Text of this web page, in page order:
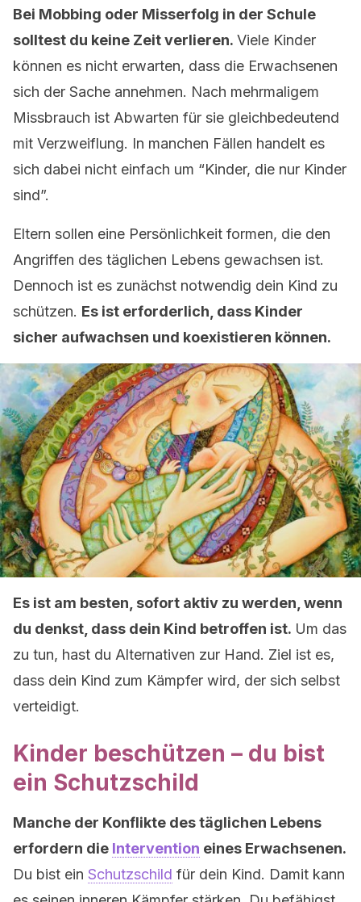
Bei Mobbing oder Misserfolg in der Schule
solltest du keine Zeit verlieren. Viele Kinder
können es nicht erwarten, dass die Erwachsenen
sich der Sache annehmen. Nach mehrmaligem
Missbrauch ist Abwarten für sie gleichbedeutend
mit Verzweiflung. In manchen Fällen handelt es
sich dabei nicht einfach um “Kinder, die nur Kinder
sind”.
Eltern sollen eine Persönlichkeit formen, die den
Angriffen des täglichen Lebens gewachsen ist.
Dennoch ist es zunächst notwendig dein Kind zu
schützen. Es ist erforderlich, dass Kinder
sicher aufwachsen und koexistieren können.
Es ist am besten, sofort aktiv zu werden, wenn
du denkst, dass dein Kind betroffen ist. Um das
zu tun, hast du Alternativen zur Hand. Ziel ist es,
dass dein Kind zum Kämpfer wird, der sich selbst
verteidigt.
Kinder beschützen – du bist
ein Schutzschild
Manche der Konflikte des täglichen Lebens
erfordern die Intervention eines Erwachsenen.
Du bist ein Schutzschild für dein Kind. Damit kann